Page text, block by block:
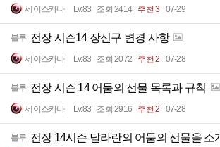
세이스카나 Lv.83 조회 2414 추천 3 07-29
블루 전장 시즌14 장신구 변경 사항
세이스카나 Lv.83 조회 2072 추천 2 07-28
블루 전장 시즌 14 어둠의 선물 목록과 규칙
세이스카나 Lv.83 조회 2916 추천 2 07-28
블루 전장 14시즌 달라란의 어둠의 선물을 소